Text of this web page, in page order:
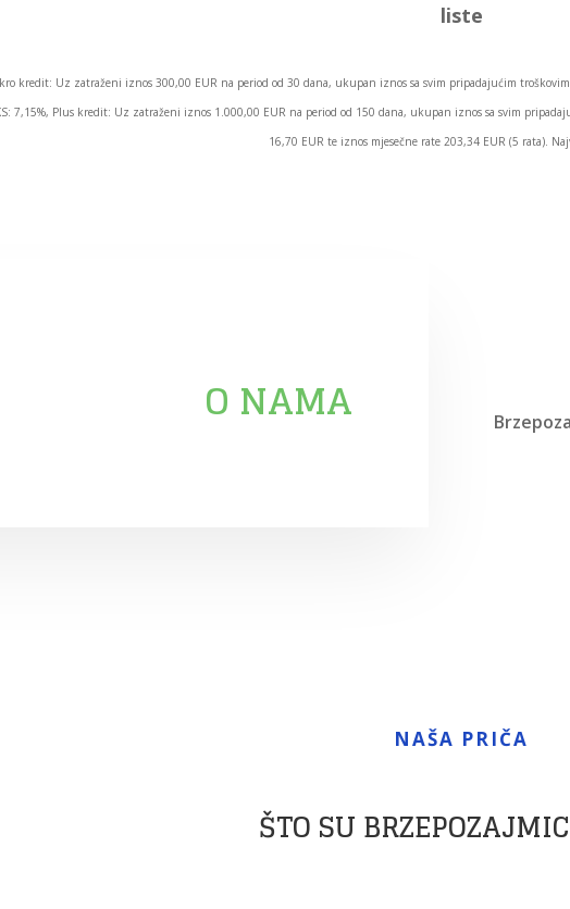
liste
kredit: Uz zatraženi iznos 300,00 EUR na period od 30 dana, ukupan iznos sa svim pripadajućim
7,15%, Plus kredit: Uz zatraženi iznos 1.000,00 EUR na period od 150 dana, ukupan iznos sa svim
16,70 EUR te iznos mjesečne rate 203,34 EUR (5 rata).
O NAMA
NAŠA PRIČA
ŠTO SU